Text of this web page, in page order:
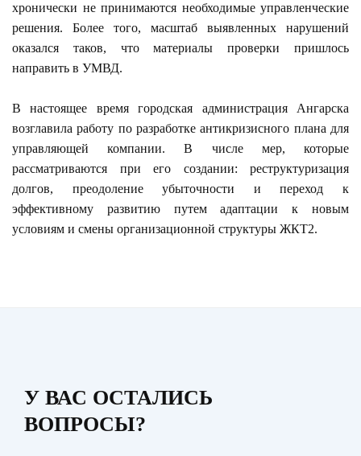
хронически не принимаются необходимые управленческие
решения. Более того, масштаб выявленных нарушений
оказался таков, что материалы проверки пришлось
направить в УМВД.
В настоящее время городская администрация Ангарска
возглавила работу по разработке антикризисного плана для
управляющей компании. В числе мер, которые
рассматриваются при его создании: реструктуризация
долгов, преодоление убыточности и переход к
эффективному развитию путем адаптации к новым
условиям и смены организационной структуры ЖКТ2.
У ВАС ОСТАЛИСЬ
ВОПРОСЫ?